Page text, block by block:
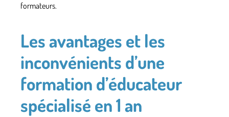
formateurs.
Les avantages et les
inconvénients d’une
formation d’éducateur
spécialisé en 1 an